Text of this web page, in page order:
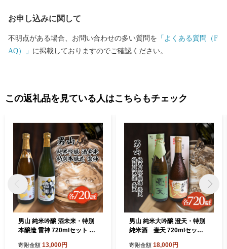
お申し込みに関して
不明点がある場合、お問い合わせの多い質問を 「よくある質問（F
AQ）」 に掲載しておりますのでご確認ください。
この返礼品を見ている人はこちらもチェック
男山 純米吟醸 酒未来・特別
本醸造 雷神 720mlセット FZ
寄附金額 13,000円
男山 純米大吟醸 澄天・特別
純米酒 壷天 720mlセット F
寄附金額 18,000円